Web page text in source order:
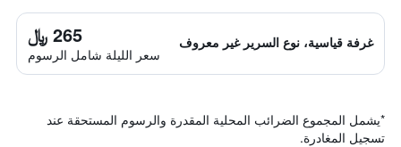
غرفة قياسية، نوع السرير غير معروف 265 ﷼
سعر الليلة شامل الرسوم
*يشمل المجموع الضرائب المحلية المقدرة والرسوم المستحقة عند
تسجيل المغادرة.